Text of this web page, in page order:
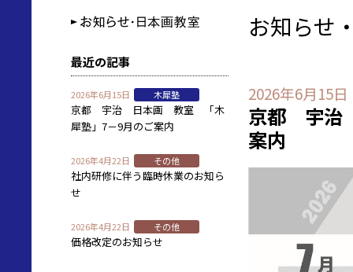
最近の記事
2026年6月15日 木犀塾
京都 宇治 日本画 教室 「木
犀塾」7－9月のご案内
2026年4月22日 その他
社内研修に伴う臨時休業のお知ら
せ
2026年4月22日 その他
価格改定のお知らせ
お知らせ
2026年6月15日
京都 宇治
案内